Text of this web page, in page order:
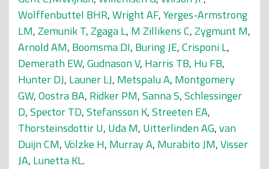
Wolffenbuttel BHR,Wright AF,Yerges-Armstrong
LM,Zemunik T,Zgaga L, M Zillikens C,Zygmunt M,
Arnold AM, Boomsma DI, Buring JE,Crisponi L,
Demerath EW,Gudnason V, Harris TB, Hu FB,
Hunter DJ, Launer LJ, Metspalu A, Montgomery
GW,Oostra BA, Ridker PM,Sanna S,Schlessinger
D,Spector TD,Stefansson K,Streeten EA,
Thorsteinsdottir U, Uda M, Uitterlinden AG,van
Duijn CM,Völzke H, Murray A, Murabito JM,Visser
JA, Lunetta KL.